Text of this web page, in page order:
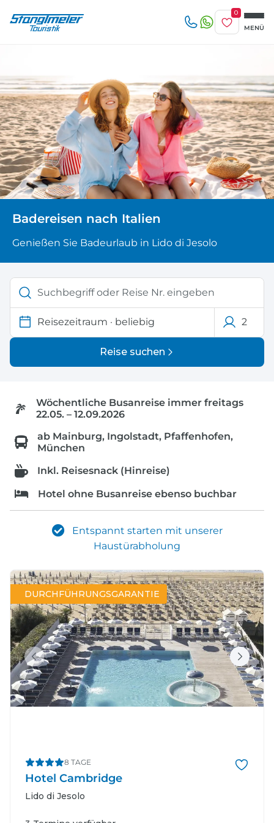
0
MENÜ
Merkliste
Keine Reisen auf der Merkliste
Zuletzt angesehen
Keine Reisen bislang angesehen
Badereisen nach Italien
Genießen Sie Badeurlaub in Lido di Jesolo
Reisezeitraum · beliebig
8 Tage und mehr
2
Kinder
Reise suchen
Wöchentliche Busanreise immer freitags
22.05. – 12.09.2026
ab Mainburg, Ingolstadt, Pfaffenhofen,
München
Inkl. Reisesnack (Hinreise)
Hotel ohne Busanreise ebenso buchbar
Entspannt starten mit unserer
Haustürabholung
DURCHFÜHRUNGSGARANTIE
8 TAGE
Hotel Cambridge
Lido di Jesolo